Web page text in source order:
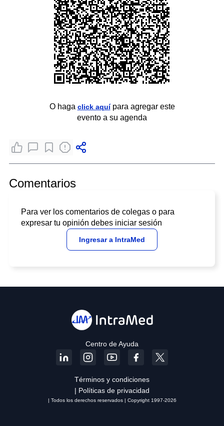
O haga click aquípara agregar este
evento a su agenda
Comentarios
Para ver los comentarios de colegas o para
expresar tu opinión debes iniciar sesión
Ingresar a IntraMed
Centro de Ayuda
Términos y condiciones
| Políticas de privacidad
| Todos los derechos reservados | Copyright 1997-2026